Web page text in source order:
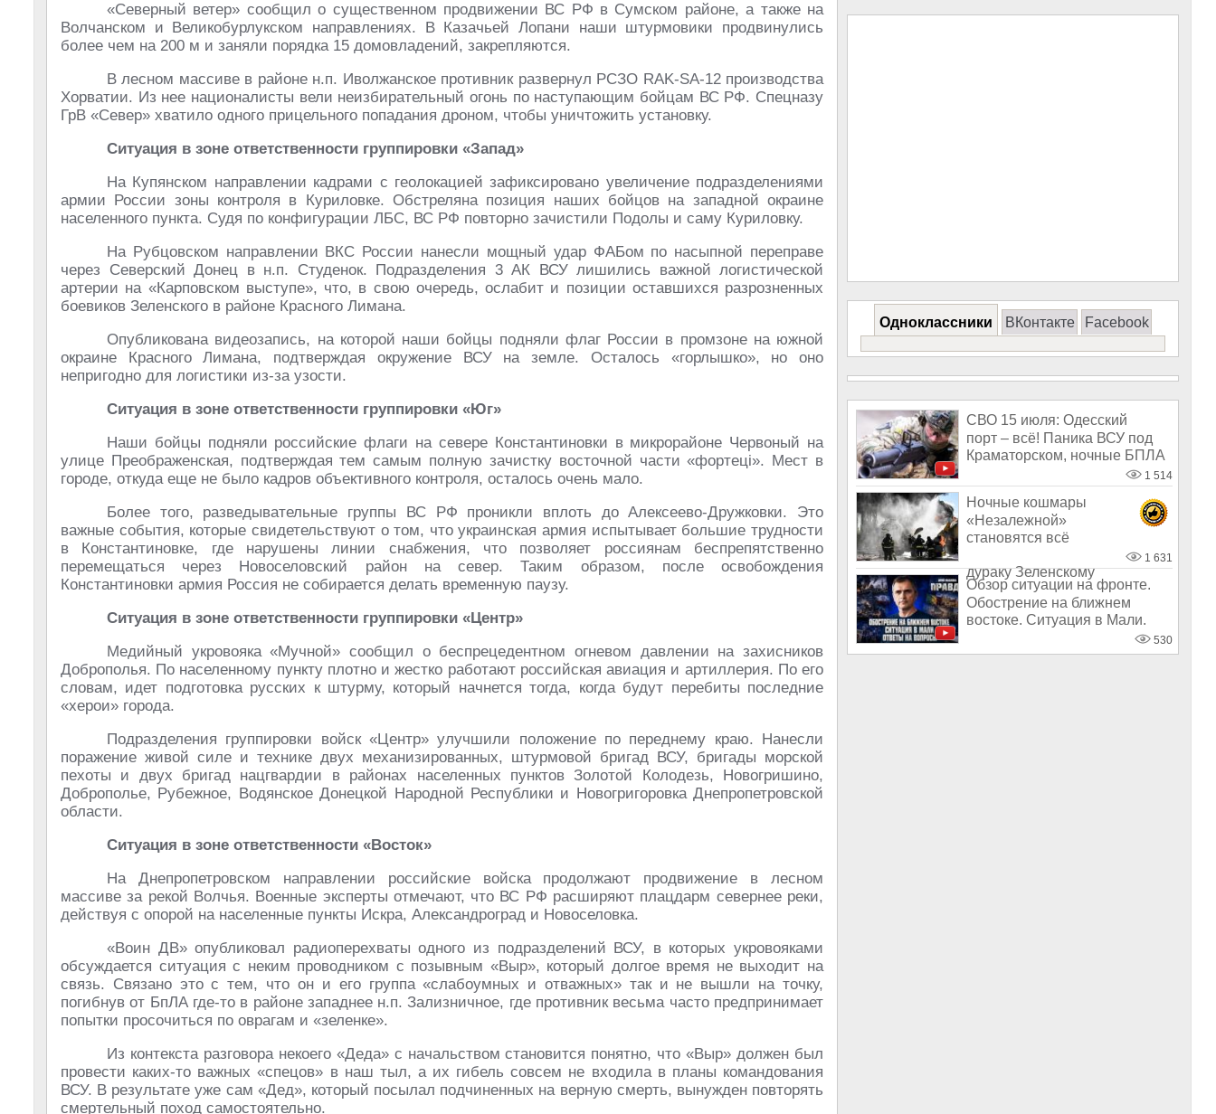
«Северный ветер» сообщил о существенном продвижении ВС РФ в Сумском районе, а также на
Волчанском и Великобурлукском направлениях. В Казачьей Лопани наши штурмовики продвинулись
более чем на 200 м и заняли порядка 15 домовладений, закрепляются.
В лесном массиве в районе н.п. Иволжанское противник развернул РСЗО RAK-SA-12 производства
Хорватии. Из нее националисты вели неизбирательный огонь по наступающим бойцам ВС РФ. Спецназу
ГрВ «Север» хватило одного прицельного попадания дроном, чтобы уничтожить установку.
Ситуация в зоне ответственности группировки «Запад»
На Купянском направлении кадрами с геолокацией зафиксировано увеличение подразделениями
армии России зоны контроля в Куриловке. Обстреляна позиция наших бойцов на западной окраине
населенного пункта. Судя по конфигурации ЛБС, ВС РФ повторно зачистили Подолы и саму Куриловку.
На Рубцовском направлении ВКС России нанесли мощный удар ФАБом по насыпной переправе
через Северский Донец в н.п. Студенок. Подразделения 3 АК ВСУ лишились важной логистической
артерии на «Карповском выступе», что, в свою очередь, ослабит и позиции оставшихся разрозненных
боевиков Зеленского в районе Красного Лимана.
Опубликована видеозапись, на которой наши бойцы подняли флаг России в промзоне на южной
окраине Красного Лимана, подтверждая окружение ВСУ на земле. Осталось «горлышко», но оно
непригодно для логистики из-за узости.
Ситуация в зоне ответственности группировки «Юг»
Наши бойцы подняли российские флаги на севере Константиновки в микрорайоне Червоный на
улице Преображенская, подтверждая тем самым полную зачистку восточной части «фортецi». Мест в
городе, откуда еще не было кадров объективного контроля, осталось очень мало.
Более того, разведывательные группы ВС РФ проникли вплоть до Алексеево-Дружковки. Это
важные события, которые свидетельствуют о том, что украинская армия испытывает большие трудности
в Константиновке, где нарушены линии снабжения, что позволяет россиянам беспрепятственно
перемещаться через Новоселовский район на север. Таким образом, после освобождения
Константиновки армия Россия не собирается делать временную паузу.
Ситуация в зоне ответственности группировки «Центр»
Медийный укровояка «Мучной» сообщил о беспрецедентном огневом давлении на захисников
Доброполья. По населенному пункту плотно и жестко работают российская авиация и артиллерия. По его
словам, идет подготовка русских к штурму, который начнется тогда, когда будут перебиты последние
«херои» города.
Подразделения группировки войск «Центр» улучшили положение по переднему краю. Нанесли
поражение живой силе и технике двух механизированных, штурмовой бригад ВСУ, бригады морской
пехоты и двух бригад нацгвардии в районах населенных пунктов Золотой Колодезь, Новогришино,
Доброполье, Рубежное, Водянское Донецкой Народной Республики и Новогригоровка Днепропетровской
области.
Ситуация в зоне ответственности «Восток»
На Днепропетровском направлении российские войска продолжают продвижение в лесном
массиве за рекой Волчья. Военные эксперты отмечают, что ВС РФ расширяют плацдарм севернее реки,
действуя с опорой на населенные пункты Искра, Александроград и Новоселовка.
«Воин ДВ» опубликовал радиоперехваты одного из подразделений ВСУ, в которых укровояками
обсуждается ситуация с неким проводником с позывным «Выр», который долгое время не выходит на
связь. Связано это с тем, что он и его группа «слабоумных и отважных» так и не вышли на точку,
погибнув от БпЛА где-то в районе западнее н.п. Зализничное, где противник весьма часто предпринимает
попытки просочиться по оврагам и «зеленке».
Из контекста разговора некоего «Деда» с начальством становится понятно, что «Выр» должен был
провести каких-то важных «спецов» в наш тыл, а их гибель совсем не входила в планы командования
ВСУ. В результате уже сам «Дед», который посылал подчиненных на верную смерть, вынужден повторять
смертельный поход самостоятельно.
Одноклассники ВКонтакте Facebook
СВО 15 июля: Одесский
порт – всё! Паника ВСУ под
Краматорском, ночные БПЛА
1 514
Ночные кошмары
«Незалежной»
становятся всё
баллистичнее: «И дался
дураку Зеленскому
1 631
Обзор ситуации на фронте.
Обострение на ближнем
востоке. Ситуация в Мали.
530